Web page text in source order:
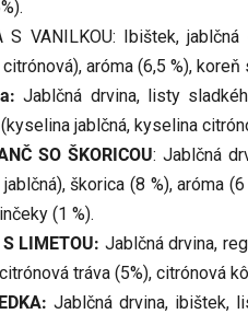
S VANILKOU: Ibištek,
aróma (6,5 %),
Jablčná drvina, listy
jablčná, kyselina
SO ŠKORICOU: Jablčná
škorica (8 %), aróma
(1 %).
LIMETOU: Jablčná drvina,
tráva (5%), citrónová
Jablčná drvina, ibištek,